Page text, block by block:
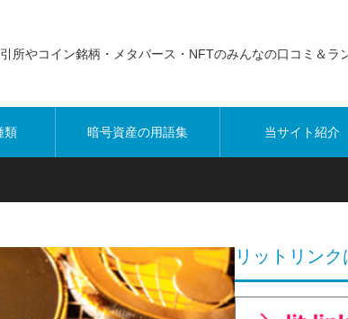
所やコイン銘柄・メタバース・NFTのみんなの口コミ＆ラ
類 暗号資産の用語集 当サイト紹介
リットリン